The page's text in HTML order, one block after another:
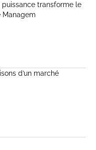
transforme le
Managem
d’un marché